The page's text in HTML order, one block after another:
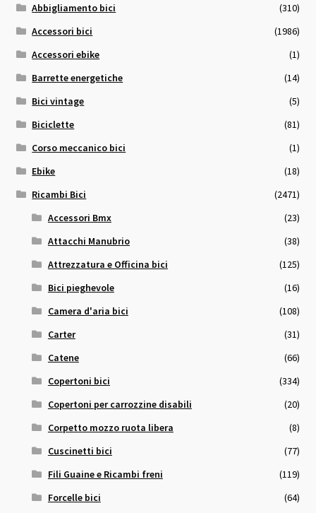
Abbigliamento bici
(310)
Accessori bici
(1986)
Accessori ebike
(1)
Barrette energetiche
(14)
Bici vintage
(5)
Biciclette
(81)
Corso meccanico bici
(1)
Ebike
(18)
Ricambi Bici
(2471)
Accessori Bmx
(23)
Attacchi Manubrio
(38)
Attrezzatura e Officina bici
(125)
Bici pieghevole
(16)
Camera d'aria bici
(108)
Carter
(31)
Catene
(66)
Copertoni bici
(334)
Copertoni per carrozzine disabili
(20)
Corpetto mozzo ruota libera
(8)
Cuscinetti bici
(77)
Fili Guaine e Ricambi freni
(119)
Forcelle bici
(64)